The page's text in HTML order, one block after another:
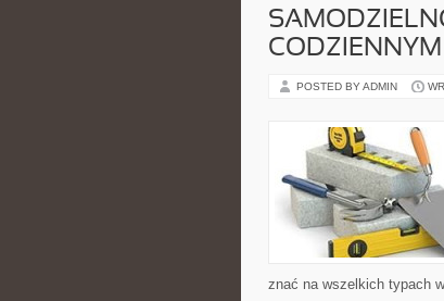
CODZIENNYM
POSTED BY ADMIN
znać na wszelkich typach